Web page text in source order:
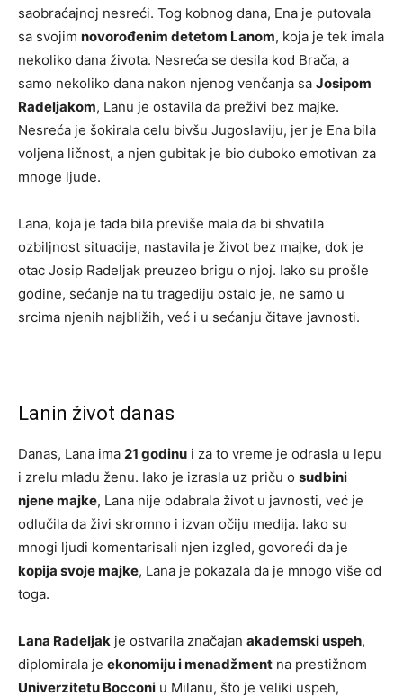
saobraćajnoj nesreći. Tog kobnog dana, Ena je putovala
sa svojim novorođenim detetom Lanom, koja je tek imala
nekoliko dana života. Nesreća se desila kod Brača, a
samo nekoliko dana nakon njenog venčanja sa Josipom
Radeljakom, Lanu je ostavila da preživi bez majke.
Nesreća je šokirala celu bivšu Jugoslaviju, jer je Ena bila
voljena ličnost, a njen gubitak je bio duboko emotivan za
mnoge ljude.
Lana, koja je tada bila previše mala da bi shvatila
ozbiljnost situacije, nastavila je život bez majke, dok je
otac Josip Radeljak preuzeo brigu o njoj. Iako su prošle
godine, sećanje na tu tragediju ostalo je, ne samo u
srcima njenih najbližih, već i u sećanju čitave javnosti.
Lanin život danas
Danas, Lana ima 21 godinu i za to vreme je odrasla u lepu
i zrelu mladu ženu. Iako je izrasla uz priču o sudbini
njene majke, Lana nije odabrala život u javnosti, već je
odlučila da živi skromno i izvan očiju medija. Iako su
mnogi ljudi komentarisali njen izgled, govoreći da je
kopija svoje majke, Lana je pokazala da je mnogo više od
toga.
Lana Radeljak je ostvarila značajan akademski uspeh,
diplomirala je ekonomiju i menadžment na prestižnom
Univerzitetu Bocconi u Milanu, što je veliki uspeh,